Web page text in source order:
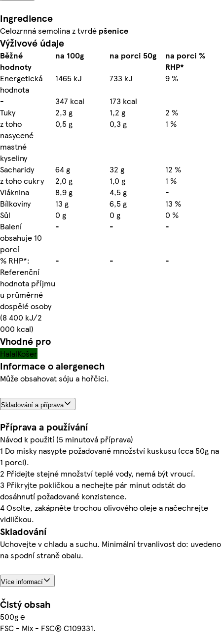
Ingredience
Celozrnná semolina z tvrdé pšenice
Výživové údaje
Běžné
hodnoty
na 100g na porci 50g
na porci %
RHP*
Energetická
hodnota
1465 kJ 733 kJ
9 %
-
347 kcal
173 kcal
Tuky
2,3 g 1,2 g
2 %
z toho
nasycené
mastné
kyseliny
0,5 g 0,3 g 1 %
Sacharidy 64 g 32 g
12 %
z toho cukry
2,0 g 1,0 g
1 %
Vláknina
8,9 g 4,5 g
-
Bílkoviny
13 g 6,5 g
13 %
Sůl
0 g 0 g
0 %
Balení
obsahuje 10
porcí
- - -
% RHP*:
Referenční
hodnota příjmu
u průměrné
dospělé osoby
(8 400 kJ/2
000 kcal)
- - -
Vhodné pro
HalalKošer
Informace o alergenech
Může obsahovat sóju a hořčici.
Skladování a příprava
Příprava a používání
Návod k použití (5 minutová příprava)
1 Do misky nasypte požadované množství kuskusu (cca 50g na
1 porci).
2 Přidejte stejné množství teplé vody, nemá být vroucí.
3 Přikryjte pokličkou a nechejte pár minut odstát do
dosáhnutí požadované konzistence.
4 Osolte, zakápněte trochou olivového oleje a načechrejte
vidličkou.
Skladování
Uchovejte v chladu a suchu. Minimální trvanlivost do: uvedeno
na spodní straně obalu.
Více informací
Čistý obsah
500g ℮
FSC - Mix - FSC® C109331.